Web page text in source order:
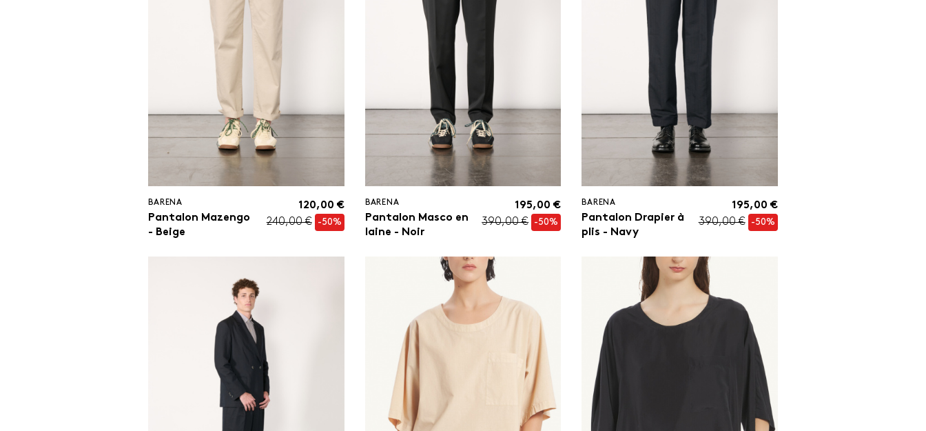
BARENA
Pantalon Mazengo
- Beige
120,00 €
240,00 €
-50%
BARENA
Pantalon Masco en
laine - Noir
195,00 €
390,00 € -50%
BARENA
Pantalon Drapier à
plis - Navy
195,00 €
390,00 €
-50%